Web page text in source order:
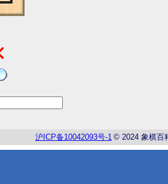
沪 ICP备10042093号-1 © 2024 象棋百